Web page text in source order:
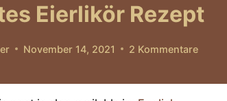
Eierlikör Rezept
November 14, 2021 2 Kommentare